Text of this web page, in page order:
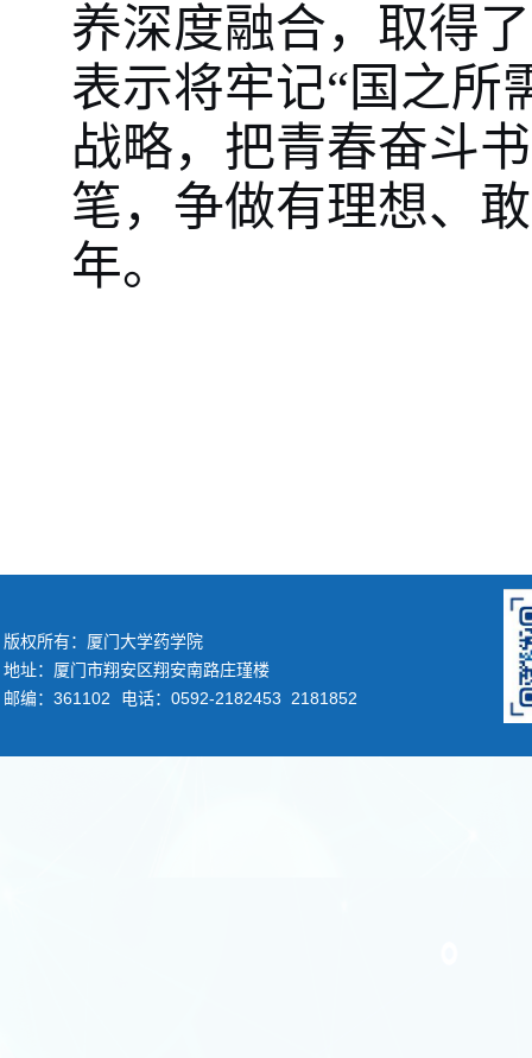
养深度融合，取得
表示将牢记“国之所
战略，把青春奋斗
笔，争做有理想、
年。
版权所有：厦门大学药学院
地址：厦门市翔安区翔安南路庄瑾楼
邮编：361102
电话：0592-2182453 2181852